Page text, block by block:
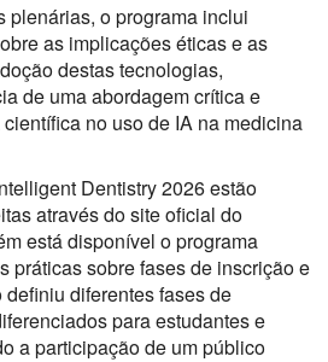
plenárias, o programa inclui
as implicações éticas e as
destas tecnologias,
de uma abordagem crítica e
no uso de IA na medicina
Dentistry 2026 estão
através do site oficial do
está disponível o programa
práticas sobre fases de inscrição e
diferentes fases de
para estudantes e
a participação de um público